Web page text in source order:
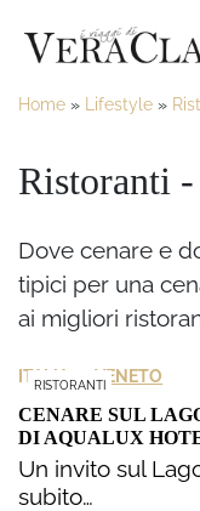
Home » Lifestyle »
Ristoranti
Dove cenare e
tipici per una
ai migliori
RISTORANTI
ITALIA > VENETO
CENARE SUL
DI AQUALUX
Un invito sul
subito…